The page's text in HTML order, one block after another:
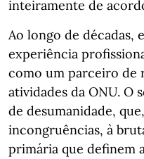
inteiramente de
Ao longo de décadas,
experiência
como um parceiro de
atividades da ONU. O
de desumanidade,
incongruências, à
primária que definem